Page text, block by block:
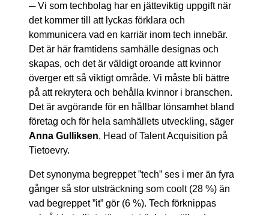
─ Vi som techbolag har en jätteviktig uppgift när
det kommer till att lyckas förklara och
kommunicera vad en karriär inom tech innebär.
Det är här framtidens samhälle designas och
skapas, och det är väldigt oroande att kvinnor
överger ett så viktigt område. Vi måste bli bättre
på att rekrytera och behålla kvinnor i branschen.
Det är avgörande för en hållbar lönsamhet bland
företag och för hela samhällets utveckling, säger
Anna Gulliksen, Head of Talent Acquisition på
Tietoevry.
Det synonyma begreppet ”tech” ses i mer än fyra
gånger så stor utsträckning som coolt (28 %) än
vad begreppet ”it” gör (6 %). Tech förknippas